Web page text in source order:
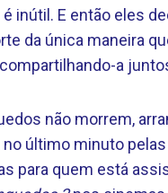
inútil. E então eles
da única maneira
a
não morrem,
último minuto pelas
para quem está